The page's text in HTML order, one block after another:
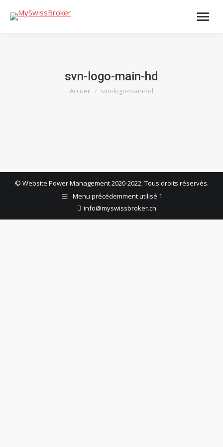
svn-logo-main-hd
Vous êtes ici :
Accueil svn-logo-main-hd
© Website Power Management 2020-2022. Tous droits réservés.
Menu précédemment utilisé 1
info@myswissbroker.ch